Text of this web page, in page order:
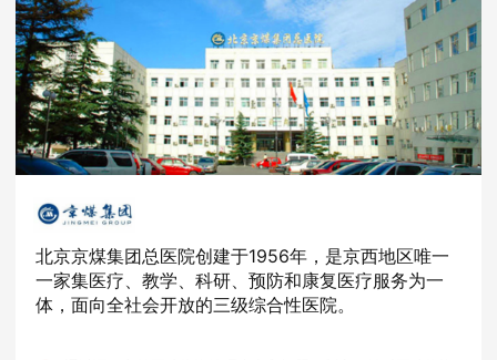
北京京煤集团总医院创建于1956年，是京西地区唯一
一家集医疗、教学、科研、预防和康复医疗服务为一
体，面向全社会开放的三级综合性医院。